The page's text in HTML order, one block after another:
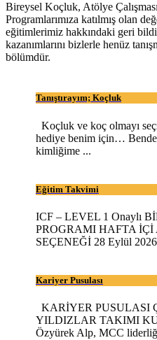
Bireysel Koçluk, Atölye
Programlarımıza katılmış olan
eğitimlerimiz hakkındaki geri
kazanımlarını bizlerle henüz
bölümdür.
Tanıştırayım; Koçluk
Koçluk ve koç olmayı
hediye benim için…
kimliğime ...
Eğitim Takvimi
ICF – LEVEL 1 Onaylı
PROGRAMI HAFTA
SEÇENEĞİ 28 Eylül
Kariyer Pusulası
KARİYER PUSULASI
YILDIZLAR TAKIMI
Özyürek Alp, MCC